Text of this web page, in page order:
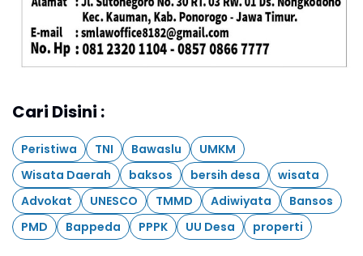
Cari Disini :
Peristiwa TNI Bawaslu
UMKM
Wisata Daerah
baksos bersih desa
wisata
Advokat
UNESCO TMMD Adiwiyata
Bansos
PMD
Bappeda PPPK UU Desa properti